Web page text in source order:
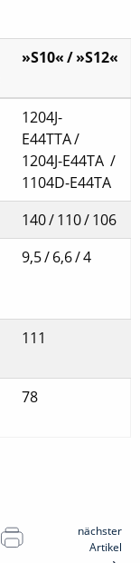
»S10« / »S12«
1204J-
E44TTA /
1204J-E44TA /
1104D-E44TA
140 / 110 / 106
9,5 / 6,6 / 4
111
78
nächster
Artikel